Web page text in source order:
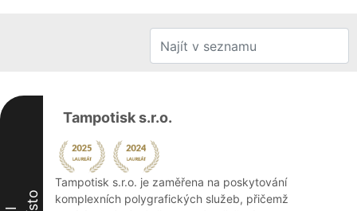
I
Tampotisk s.r.o.
Tampotisk s.r.o. je zaměřena na poskytování
komplexních polygrafických služeb, přičemž